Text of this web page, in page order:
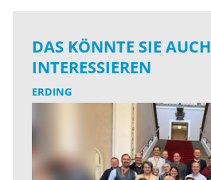
DAS KÖNNTE SIE AUCH
INTERESSIEREN
ERDING